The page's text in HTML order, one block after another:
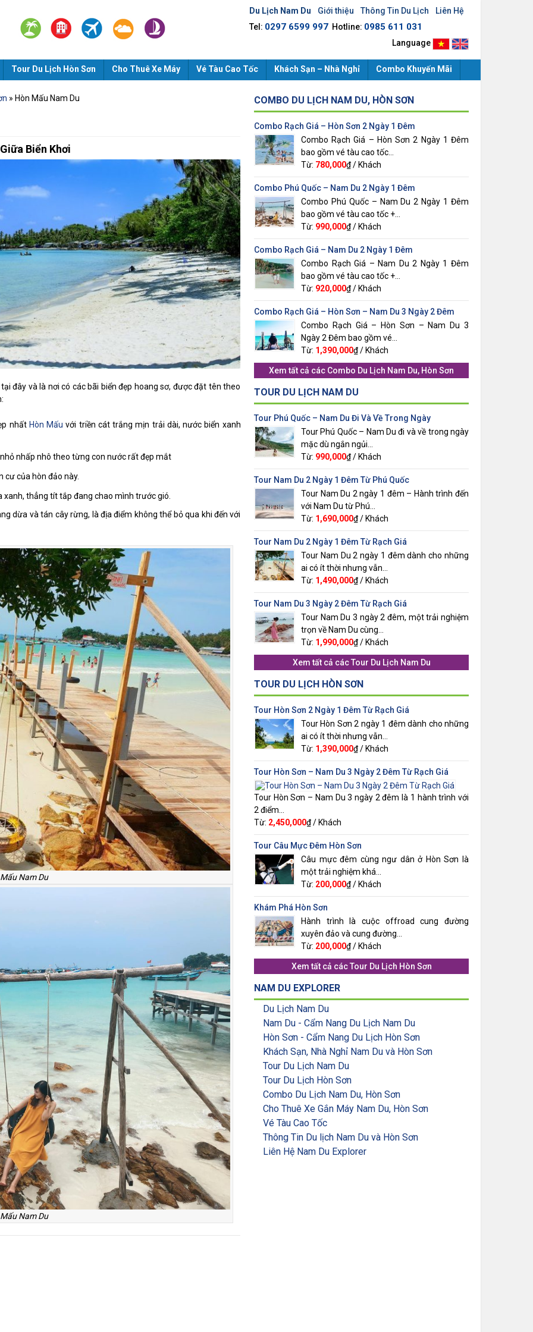
Du Lịch Nam Du Giới thiệu Thông Tin Du Lịch
Liên Hệ
Tel: 0297 6599 997 Hotline: 0985 611 031
Language
Tour Du Lịch Hòn Sơn Cho Thuê Xe Máy Vé Tàu Cao Tốc Khách Sạn – Nhà Nghỉ Combo Khuyến Mãi
» Hòn Mấu Nam Du
Biển Khơi
đây và là nơi có các bãi biển đẹp hoang sơ, được đặt tên theo
nhất Hòn Mấu với triền cát trắng mịn trải dài, nước biển xanh
nhấp nhô theo từng con nước rất đẹp mắt
cư của hòn đảo này.
thẳng tít tắp đang chao mình trước gió.
dừa và tán cây rừng, là địa điểm không thể bỏ qua khi đến với
Nam Du
Nam Du
COMBO DU LỊCH NAM DU, HÒN SƠN
Combo Rạch Giá – Hòn Sơn 2 Ngày 1 Đêm
Combo Rạch Giá – Hòn Sơn 2 Ngày 1 Đêm
bao gồm vé tàu cao tốc...
Từ: 780,000₫ / Khách
Combo Phú Quốc – Nam Du 2 Ngày 1 Đêm
Combo Phú Quốc – Nam Du 2 Ngày 1 Đêm
bao gồm vé tàu cao tốc +...
Từ: 990,000₫ / Khách
Combo Rạch Giá – Nam Du 2 Ngày 1 Đêm
Combo Rạch Giá – Nam Du 2 Ngày 1 Đêm
bao gồm vé tàu cao tốc +...
Từ: 920,000₫ / Khách
Combo Rạch Giá – Hòn Sơn – Nam Du 3 Ngày 2 Đêm
Combo Rạch Giá – Hòn Sơn – Nam Du 3
Ngày 2 Đêm bao gồm vé...
Từ: 1,390,000₫ / Khách
Xem tất cả các Combo Du Lịch Nam Du, Hòn Sơn
TOUR DU LỊCH NAM DU
Tour Phú Quốc – Nam Du Đi Và Về Trong Ngày
Tour Phú Quốc – Nam Du đi và về trong ngày
mặc dù ngắn ngủi...
Từ: 990,000₫ / Khách
Tour Nam Du 2 Ngày 1 Đêm Từ Phú Quốc
Tour Nam Du 2 ngày 1 đêm – Hành trình đến
với Nam Du từ Phú...
Từ: 1,690,000₫ / Khách
Tour Nam Du 2 Ngày 1 Đêm Từ Rạch Giá
Tour Nam Du 2 ngày 1 đêm dành cho những
ai có ít thời nhưng vẫn...
Từ: 1,490,000₫ / Khách
Tour Nam Du 3 Ngày 2 Đêm Từ Rạch Giá
Tour Nam Du 3 ngày 2 đêm, một trải nghiệm
trọn về Nam Du cùng...
Từ: 1,990,000₫ / Khách
Xem tất cả cácTour Du Lịch Nam Du
TOUR DU LỊCH HÒN SƠN
Tour Hòn Sơn 2 Ngày 1 Đêm Từ Rạch Giá
Tour Hòn Sơn 2 ngày 1 đêm dành cho những
ai có ít thời nhưng vẫn...
Từ: 1,390,000₫ / Khách
Tour Hòn Sơn – Nam Du 3 Ngày 2 Đêm Từ Rạch Giá
Tour Hòn Sơn – Nam Du 3 ngày 2 đêm là 1 hành trình với
2 điểm...
Từ: 2,450,000₫ / Khách
Tour Câu Mực Đêm Hòn Sơn
Câu mực đêm cùng ngư dân ở Hòn Sơn là
một trải nghiệm khá...
Từ: 200,000₫ / Khách
Khám Phá Hòn Sơn
Hành trình là cuộc offroad cung đường
xuyên đảo và cung đường...
Từ: 200,000₫ / Khách
Xem tất cả cácTour Du Lịch Hòn Sơn
NAM DU EXPLORER
Du Lịch Nam Du
Nam Du - Cẩm Nang Du Lịch Nam Du
Hòn Sơn - Cẩm Nang Du Lịch Hòn Sơn
Khách Sạn, Nhà Nghỉ Nam Du và Hòn Sơn
Tour Du Lịch Nam Du
Tour Du Lịch Hòn Sơn
Combo Du Lịch Nam Du, Hòn Sơn
Cho Thuê Xe Gắn Máy Nam Du, Hòn Sơn
Vé Tàu Cao Tốc
Thông Tin Du lịch Nam Du và Hòn Sơn
Liên Hệ Nam Du Explorer